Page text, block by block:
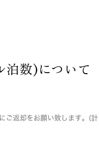
泊数)について
にご返却をお願い致します。(計